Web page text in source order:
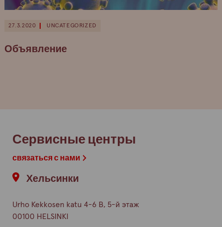
27.3.2020 UNCATEGORIZED
Объявление
Сервисные центры
связаться с нами
Хельсинки
Urho Kekkosen katu 4-6 B, 5-й этаж
00100 HELSINKI